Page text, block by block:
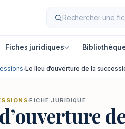
Fiches juridiques
›Le lieu d’ouverture de la
FICHE JURIDIQUE